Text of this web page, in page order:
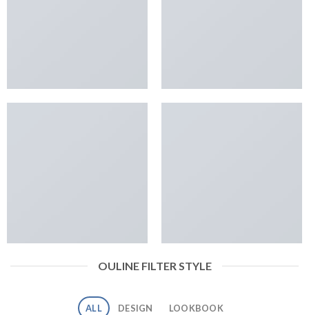
OULINE FILTER STYLE
ALL DESIGN LOOKBOOK